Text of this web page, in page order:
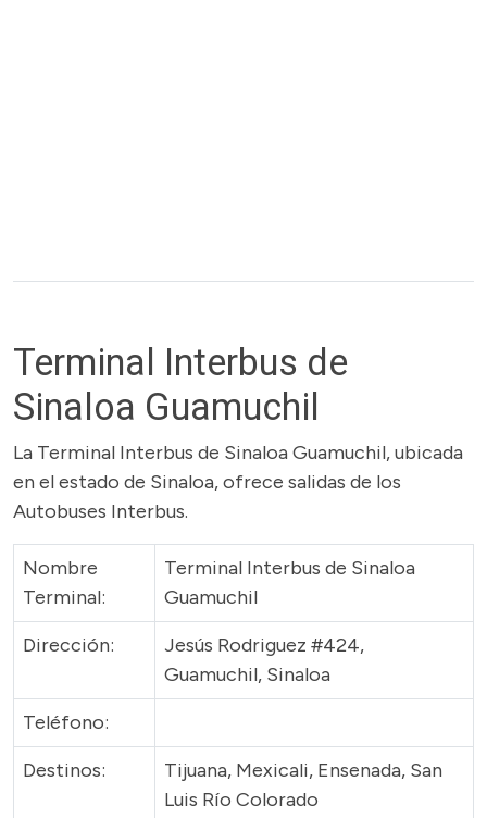
Terminal Interbus de
Sinaloa Guamuchil
La Terminal Interbus de Sinaloa Guamuchil, ubicada
en el estado de Sinaloa, ofrece salidas de los
Autobuses Interbus.
Nombre
Terminal:
Terminal Interbus de Sinaloa
Guamuchil
Dirección:
Jesús Rodriguez #424,
Guamuchil, Sinaloa
Teléfono:
Destinos:
Tijuana, Mexicali, Ensenada, San
Luis Río Colorado